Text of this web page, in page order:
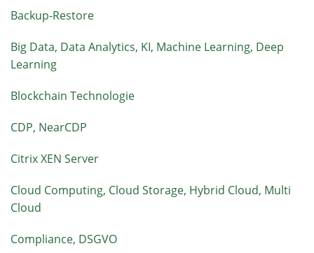
Backup-Restore
Big Data, Data Analytics, KI, Machine Learning, Deep
Learning
Blockchain Technologie
CDP, NearCDP
Citrix XEN Server
Cloud Computing, Cloud Storage, Hybrid Cloud, Multi
Cloud
Compliance, DSGVO